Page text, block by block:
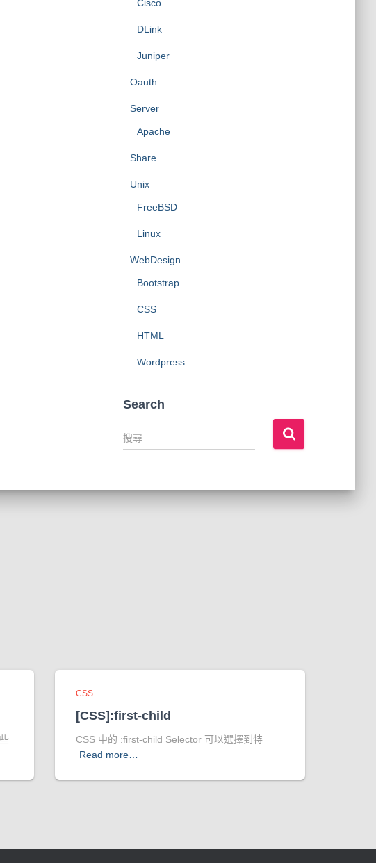
Cisco
DLink
Juniper
Oauth
Server
Apache
Share
Unix
FreeBSD
Linux
WebDesign
Bootstrap
CSS
HTML
Wordpress
Search
搜
尋
字
CSS
[CSS]:first-child
CSS 中的 :first-child Selector 可以選擇到特
Read more…